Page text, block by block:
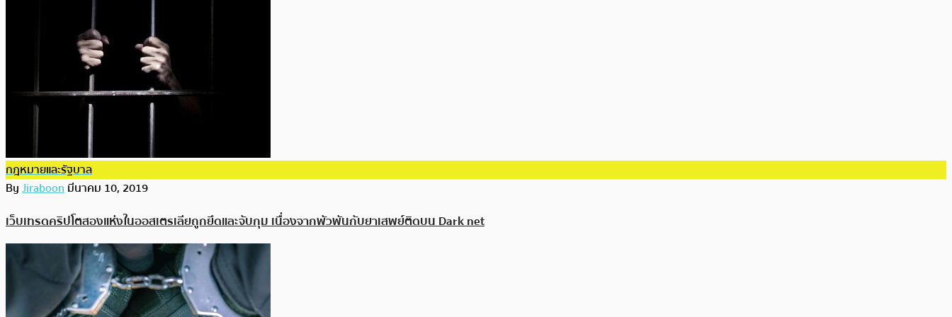
กฎหมายและรัฐบาล
ByJiraboonมีนาคม 10, 2019
เว็บเทรดคริปโตสองแห่งในออสเตรเลียถูกยึดและจับกุม เนื่องจากพัวพันกับยาเสพย์ติดบน Dark net